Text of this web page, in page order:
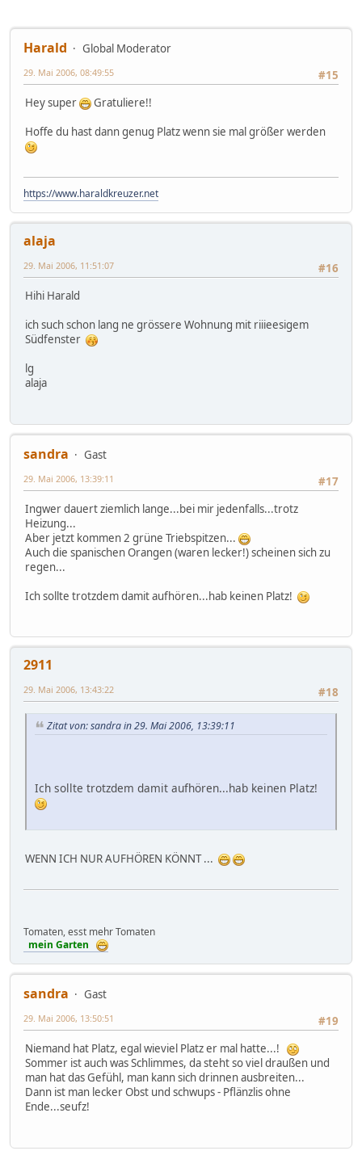
Harald
Global Moderator
#15
29. Mai 2006, 08:49:55
Hey super
Gratuliere!!
Hoffe du hast dann genug Platz wenn sie mal größer werden
https://www.haraldkreuzer.net
alaja
#16
29. Mai 2006, 11:51:07
Hihi Harald
ich such schon lang ne grössere Wohnung mit riiieesigem
Südfenster
lg
alaja
sandra
Gast
#17
29. Mai 2006, 13:39:11
Ingwer dauert ziemlich lange...bei mir jedenfalls...trotz
Heizung...
Aber jetzt kommen 2 grüne Triebspitzen...
Auch die spanischen Orangen (waren lecker!) scheinen sich zu
regen...
Ich sollte trotzdem damit aufhören...hab keinen Platz!
2911
#18
29. Mai 2006, 13:43:22
Zitat von: sandra in 29. Mai 2006, 13:39:11
Ich sollte trotzdem damit aufhören...hab keinen Platz!
WENN ICH NUR AUFHÖREN KÖNNT ...
Tomaten, esst mehr Tomaten
mein Garten
sandra
Gast
#19
29. Mai 2006, 13:50:51
Niemand hat Platz, egal wieviel Platz er mal hatte...!
Sommer ist auch was Schlimmes, da steht so viel draußen und
man hat das Gefühl, man kann sich drinnen ausbreiten...
Dann ist man lecker Obst und schwups - Pflänzlis ohne
Ende...seufz!